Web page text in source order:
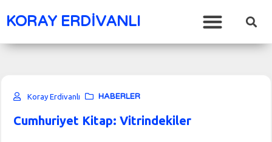
KORAY ERDİVANLI
Koray Erdivanlı HABERLER
Cumhuriyet Kitap: Vitrindekiler